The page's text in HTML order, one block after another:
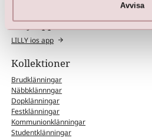
Avvisa
Lilly App
LILLY ios app
Kollektioner
Brudklänningar
Näbbklännngar
Dopklänningar
Festklänningar
Kommunionklänningar
Studentklänningar